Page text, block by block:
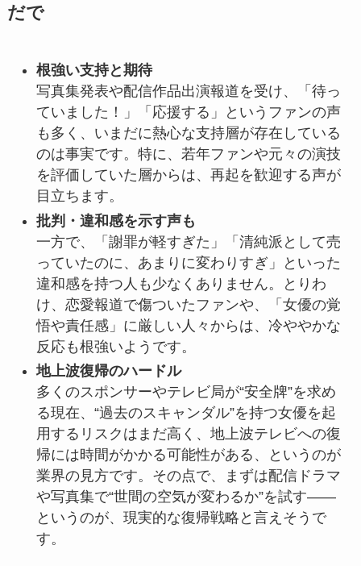
だで
根強い支持と期待
写真集発表や配信作品出演報道を受け、「待っ
ていました！」「応援する」というファンの声
も多く、いまだに熱心な支持層が存在している
のは事実です。特に、若年ファンや元々の演技
を評価していた層からは、再起を歓迎する声が
目立ちます。
批判・違和感を示す声も
一方で、「謝罪が軽すぎた」「清純派として売
っていたのに、あまりに変わりすぎ」といった
違和感を持つ人も少なくありません。とりわ
け、恋愛報道で傷ついたファンや、「女優の覚
悟や責任感」に厳しい人々からは、冷ややかな
反応も根強いようです。
地上波復帰のハードル
多くのスポンサーやテレビ局が“安全牌”を求め
る現在、“過去のスキャンダル”を持つ女優を起
用するリスクはまだ高く、地上波テレビへの復
帰には時間がかかる可能性がある、というのが
業界の見方です。その点で、まずは配信ドラマ
や写真集で“世間の空気が変わるか”を試す――
というのが、現実的な復帰戦略と言えそうで
す。